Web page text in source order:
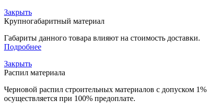
Закрыть
Крупногабаритный материал
Габариты данного товара влияют на стоимость доставки.
Подробнее
Закрыть
Распил материала
Черновой распил строительных материалов с допуском 1%
осуществляется при 100% предоплате.